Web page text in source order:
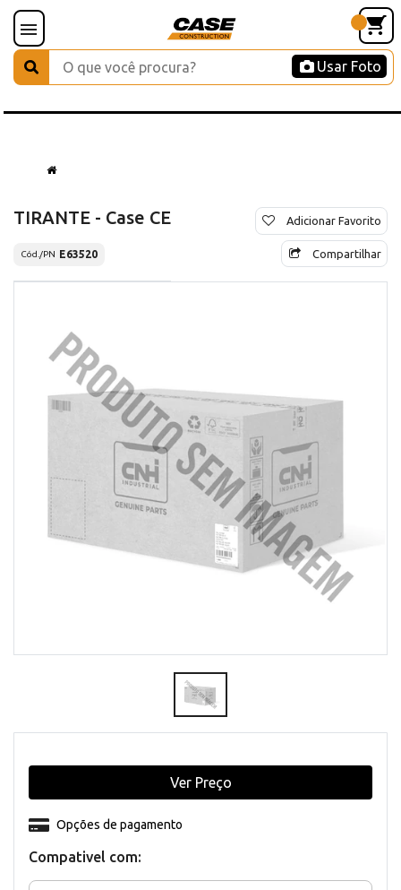
Usar Foto
TIRANTE - Case CE
Cód./PN E63520
Adicionar Favorito
Compartilhar
Compativel com:
Opções de pagamento
Ver Preço